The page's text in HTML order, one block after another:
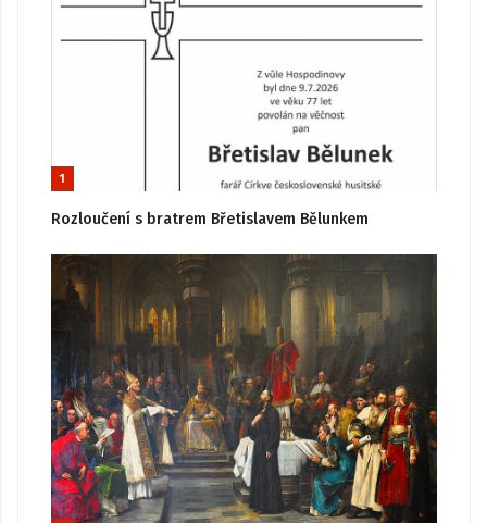
1
Rozloučení s bratrem Břetislavem Bělunkem